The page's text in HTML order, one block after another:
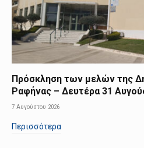
Πρόσκληση των μελών της
Ραφήνας – Δευτέρα 31
7 Αυγούστου 2026
Περισσότερα